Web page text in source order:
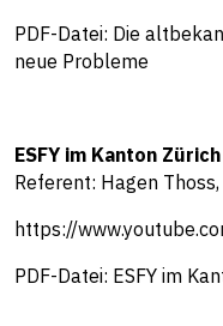
PDF-Datei: Die
neue Probleme
ESFY im Kanton
Referent: Hagen
https://
PDF-Datei: ESFY im